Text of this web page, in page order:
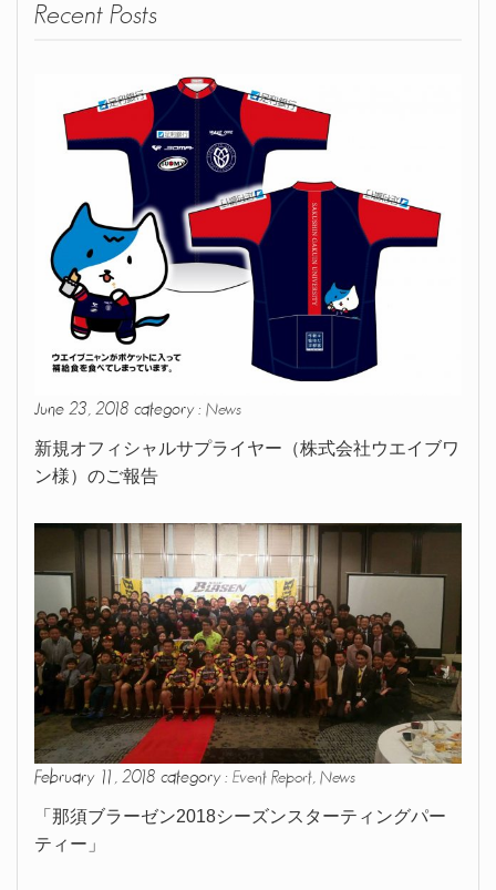
Recent Posts
June 23, 2018 category : News
新規オフィシャルサプライヤー（株式会社ウエイブワ
ン様）のご報告
February 11, 2018 category : Event Report News
「那須ブラーゼン2018シーズンスターティングパー
ティー」